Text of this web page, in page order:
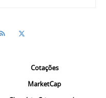
Cotações
MarketCap